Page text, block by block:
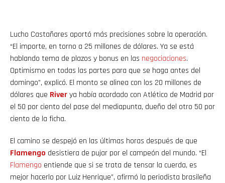
Lucho Castañares aportó más precisiones sobre la operación.
“El importe, en torno a 25 millones de dólares. Ya se está
hablando tema de plazos y bonus en las negociaciones.
Optimismo en todas las partes para que se haga antes del
domingo”, explicó. El monto se alinea con los 20 millones de
dólares que Riverya había acordado con Atlético de Madrid por
el 50 por ciento del pase del mediapunta, dueño del otro 50 por
ciento de la ficha.
El camino se despejó en las últimas horas después de que
Flamengo desistiera de pujar por el campeón del mundo. “El
Flamengo entiende que si se trata de tensar la cuerda, es
mejor hacerlo por Luiz Henrique”, afirmó la periodista brasileña